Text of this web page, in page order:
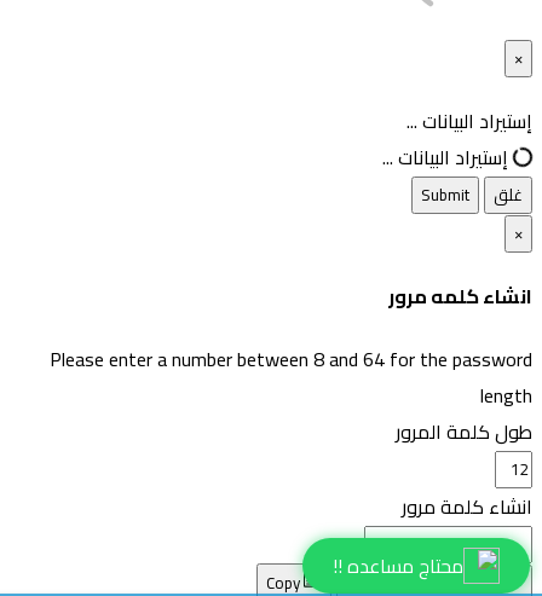
محتاج مساعده !!
×
غلق
إستيراد البيانات ...
إستيراد البيانات ...
غلق
Submit
×
انشاء كلمه مرور
Please enter a number between 8 and 64 for the password
length
طول كلمة المرور
انشاء كلمة مرور
انشاء كلمه مرور جديده Copy